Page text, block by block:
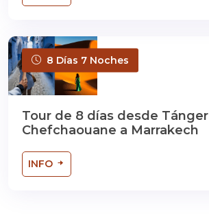
8 Días 7 Noches
Tour de 8 días desde Tánger
Chefchaouane a Marrakech
INFO